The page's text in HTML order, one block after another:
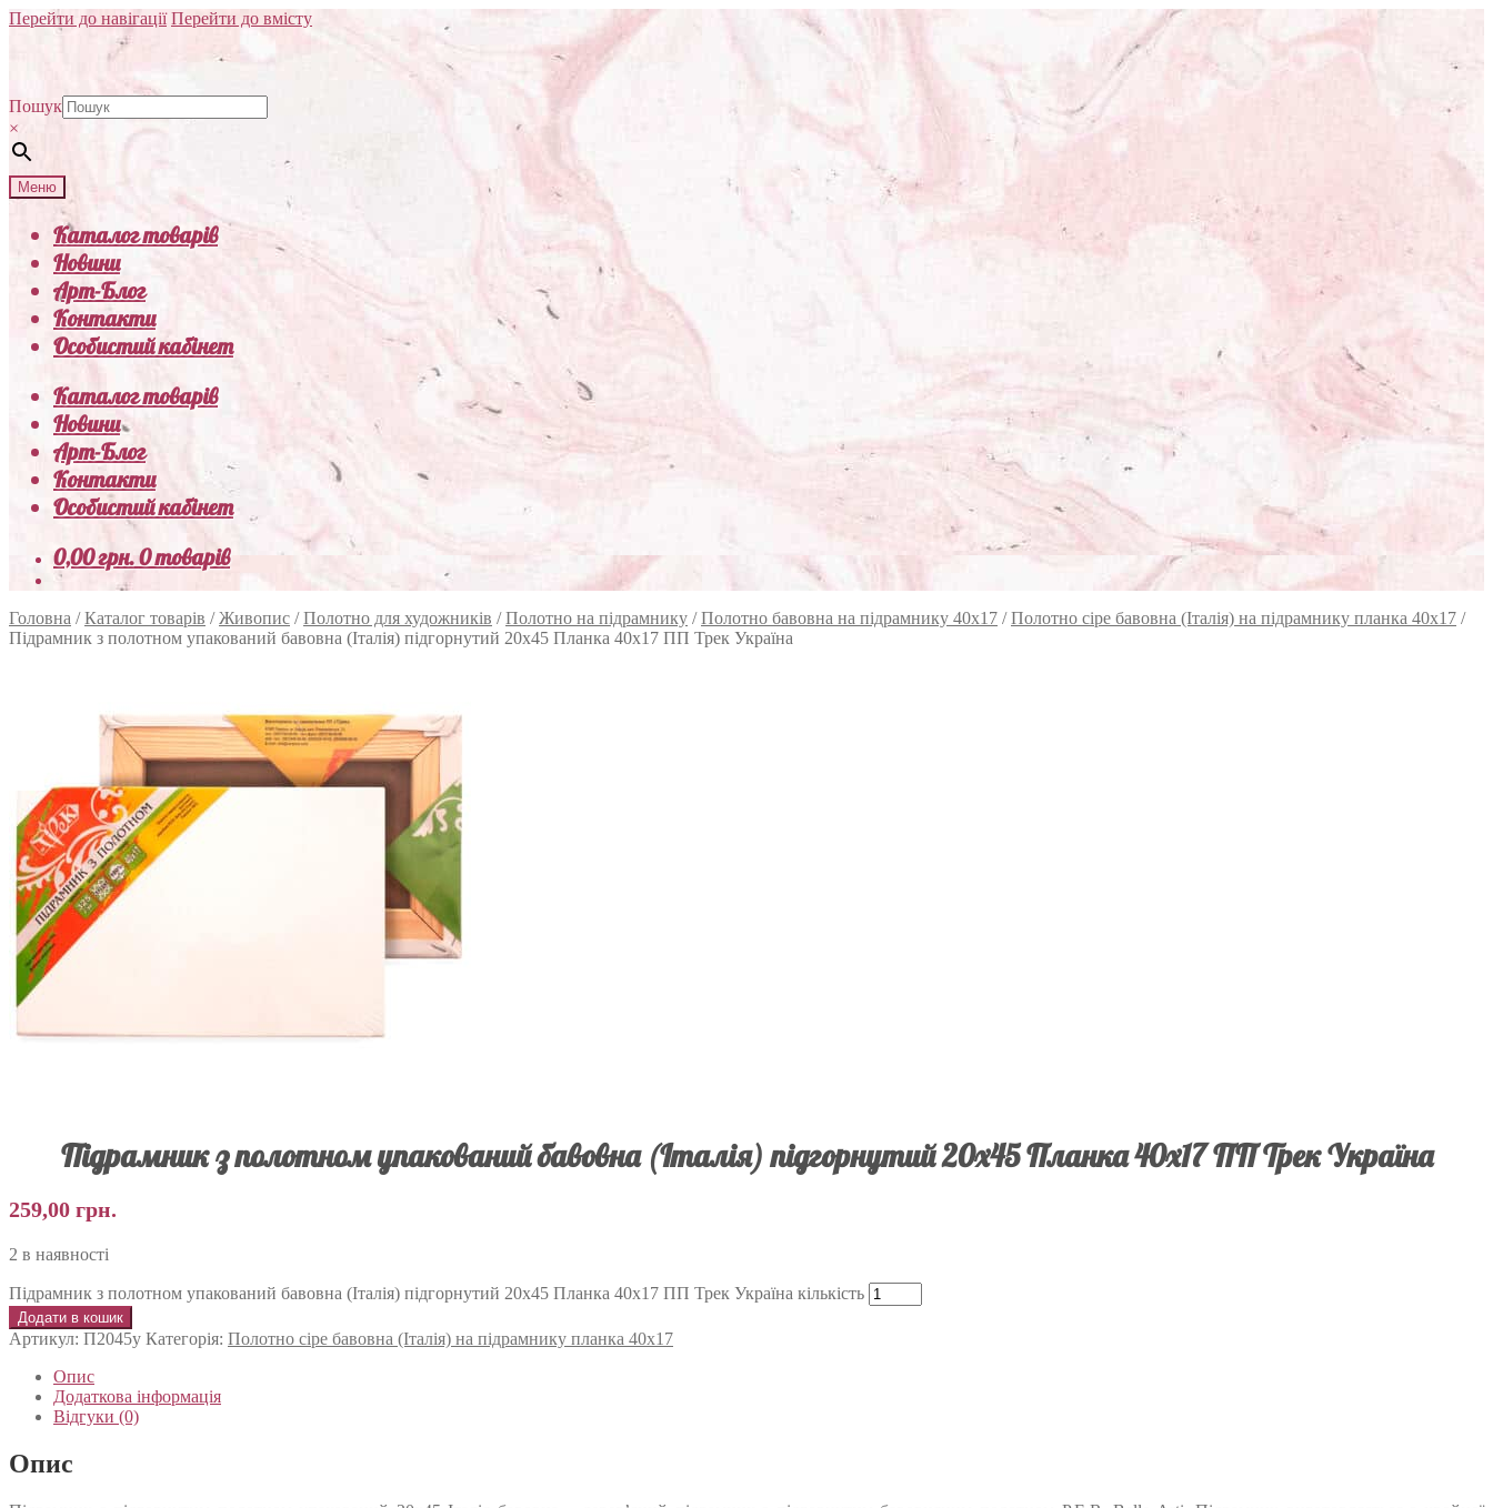
Перейти до навігації Перейти до вмісту
Пошук
×
Меню
Каталог товарів
Новини
Арт-Блог
Контакти
Особистий кабінет
Каталог товарів
Новини
Арт-Блог
Контакти
Особистий кабінет
0,00грн.0 товарів
Головна /Каталог товарів /Живопис /Полотно для художників /Полотно на підрамнику /Полотно бавовна на підрамнику 40х17 /Полотно сіре бавовна (Італія) на підрамнику планка 40х17 /
Підрамник з полотном упакований бавовна (Італія) підгорнутий 20х45 Планка 40х17 ПП Трек Україна
Підрамник з полотном упакований бавовна (Італія) підгорнутий 20х45 Планка 40х17 ПП Трек Україна
259,00 грн.
2 в наявності
Підрамник з полотном упакований бавовна (Італія) підгорнутий 20х45 Планка 40х17 ПП Трек Україна кількість
Додати в кошик
Артикул: П2045у Категорія: Полотно сіре бавовна (Італія) на підрамнику планка 40х17
Опис
Додаткова інформація
Відгуки (0)
Опис